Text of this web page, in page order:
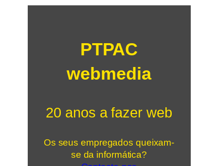
PTPAC
webmedia
20 anos a fazer web
Os seus empregados queixam-
se da informática?